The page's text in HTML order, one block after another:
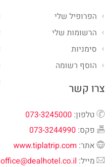
הפרופיל שלי
הרשומות שלי
סימניות
הוסף רשומה
צרו קשר
טלפון: 073-3245000
פקס: 073-3244990
אתר: www.tiplatrip.com
מייל: office@dealhotel.co.il